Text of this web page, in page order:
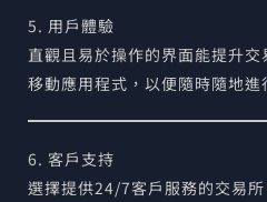
5. 用戶體驗
直觀且易於操作的界面能提升
移動應用程式，以便隨時隨地進
6. 客戶支持
選擇提供24/7客戶服務的交易